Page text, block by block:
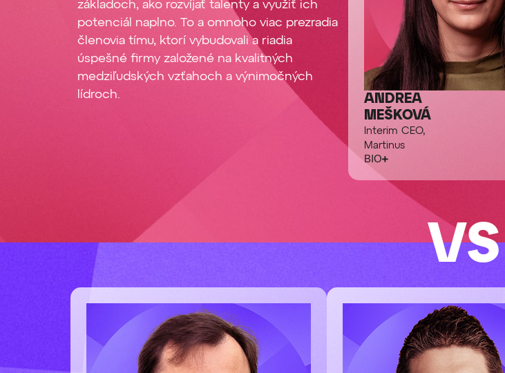
základoch, ako rozvíjať talenty a využiť ich
potenciál naplno. To a omnoho viac prezradia
členovia tímu, ktorí vybudovali a riadia
úspešné firmy založené na kvalitných
medziľudských vzťahoch a výnimočných
lídroch.
ANDREA
MEŠKOVÁ
Interim CEO,
Martinus
BIO
VS